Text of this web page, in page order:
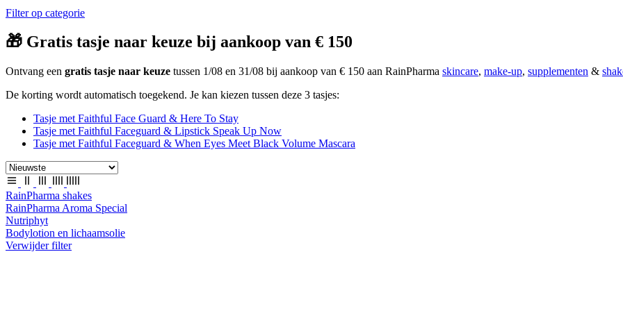
Filter op categorie
🎁 Gratis tasje naar keuze bij aankoop van € 150
Ontvang een gratis tasje naar keuze tussen 1/08 en 31/08 bij aankoop van € 150 aan RainPharma skincare, make-up, supplementen &
De korting wordt automatisch toegekend. Je kan kiezen tussen deze 3 tasjes:
Tasje met Faithful Face Guard & Here To Stay
Tasje met Faithful Faceguard & Lipstick Speak Up Now
Tasje met Faithful Faceguard & When Eyes Meet Black Volume Mascara
RainPharma shakes
RainPharma Aroma Special
Nutriphyt
Bodylotion en lichaamsolie
Verwijder filter